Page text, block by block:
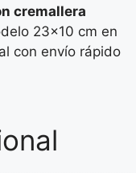
cremallera
23×10 cm en
con envío rápido